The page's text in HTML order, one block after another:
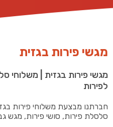
מגשי פירות בגזית
מגשי פירות בגזית | משלוחי
לפירות
חברתנו מבצעת משלוחי פירות
סלסלת פירות, סושי פירות, מגש